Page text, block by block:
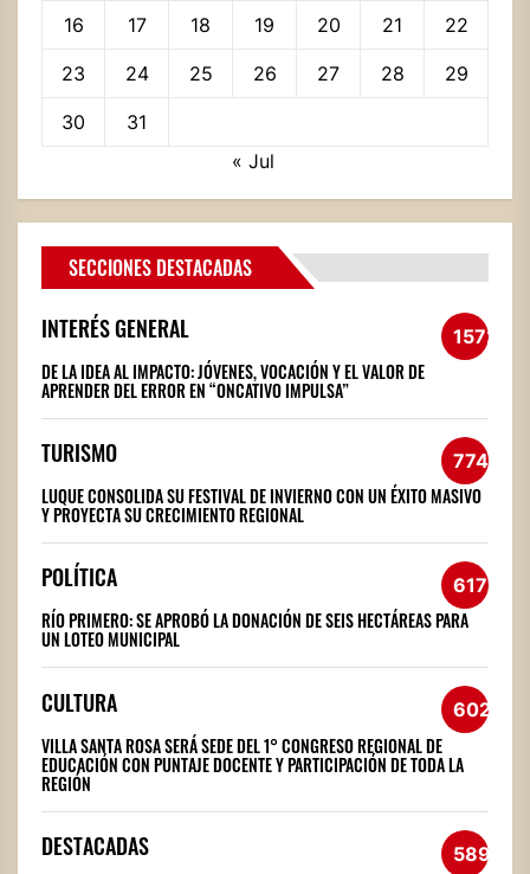
16 17 18 19 20 21 22
23 24 25 26 27 28 29
30
31
« Jul
SECCIONES DESTACADAS
INTERÉS GENERAL 1572
DE LA IDEA AL IMPACTO: JÓVENES, VOCACIÓN Y EL VALOR DE
APRENDER DEL ERROR EN “ONCATIVO IMPULSA”
TURISMO 774
LUQUE CONSOLIDA SU FESTIVAL DE INVIERNO CON UN ÉXITO MASIVO
Y PROYECTA SU CRECIMIENTO REGIONAL
POLÍTICA 617
RÍO PRIMERO: SE APROBÓ LA DONACIÓN DE SEIS HECTÁREAS PARA
UN LOTEO MUNICIPAL
CULTURA 602
VILLA SANTA ROSA SERÁ SEDE DEL 1° CONGRESO REGIONAL DE
EDUCACIÓN CON PUNTAJE DOCENTE Y PARTICIPACIÓN DE TODA LA
REGIÓN
DESTACADAS 589